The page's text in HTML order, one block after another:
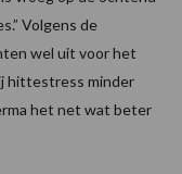
Volgens de
wel uit voor het
hittestress minder
het net wat beter